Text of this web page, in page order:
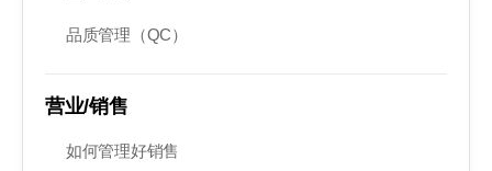
品质管理（QC）
营业/销售
如何管理好销售